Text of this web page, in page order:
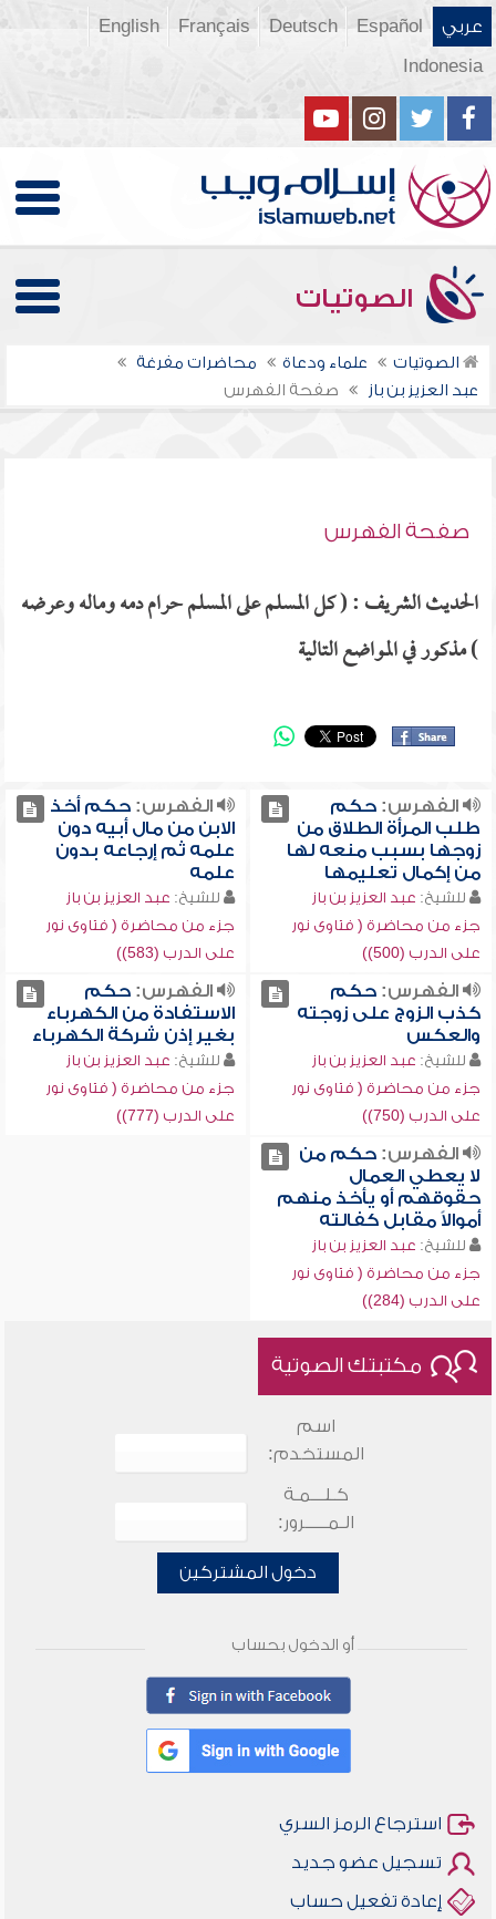
عربي Español
Deutsch
Français
English
Indonesia
الصوتيات
الصوتيات علماء ودعاة
محاضرات مفرغة
عبد العزيز بن باز
صفحة الفهرس
صفحة الفهرس
الحديث الشريف : ( كل المسلم على المسلم حرام دمه وماله وعرضه
) مذكور في المواضع التالية
الفهرس:حكم
طلب المرأة الطلاق من
زوجها بسبب منعه لها
من إكمال تعليمها
للشيخ: عبد العزيز بن باز
جزء من محاضرة ( فتاوى نور
على الدرب (500))
الفهرس:حكم أخذ
الابن من مال أبيه دون
علمه ثم إرجاعه بدون
علمه
للشيخ: عبد العزيز بن باز
جزء من محاضرة ( فتاوى نور
على الدرب (583))
الفهرس:حكم
كذب الزوج على زوجته
والعكس
للشيخ: عبد العزيز بن باز
جزء من محاضرة ( فتاوى نور
على الدرب (750))
الفهرس:حكم
الاستفادة من الكهرباء
بغير إذن شركة الكهرباء
للشيخ: عبد العزيز بن باز
جزء من محاضرة ( فتاوى نور
على الدرب (777))
الفهرس:حكم من
لا يعطي العمال
حقوقهم أو يأخذ منهم
أموالاً مقابل كفالته
للشيخ: عبد العزيز بن باز
جزء من محاضرة ( فتاوى نور
على الدرب (284))
مكتبتك الصوتية
اسم
المستخدم:
كـلـــمـة
الـمـــــرور:
دخول المشتركين
أو الدخول بحساب
استرجاع الرمز السري
تسجيل عضو جديد
إعادة تفعيل حساب